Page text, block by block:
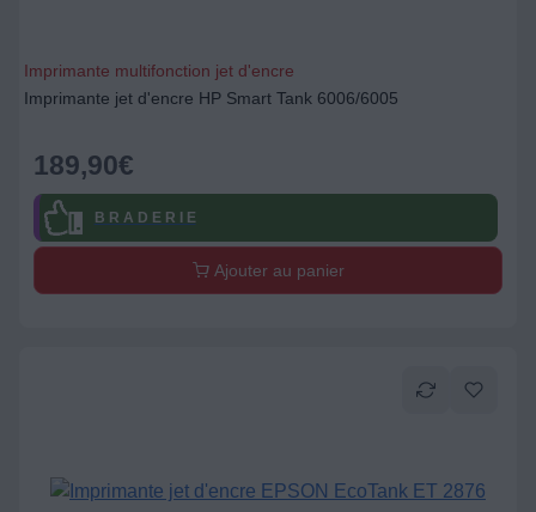
Imprimante multifonction jet d'encre
Imprimante jet d'encre HP Smart Tank 6006/6005
189,90€
B R A D E R I E
Ajouter au panier